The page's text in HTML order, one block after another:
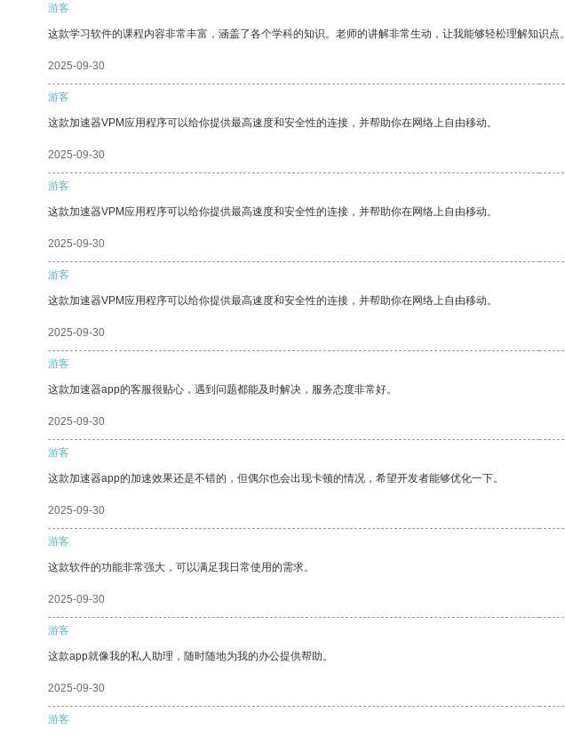
游客
这款学习软件的课程内容非常丰富，涵盖了各个学科的知识。老师的讲解非常生动，让我能够轻松理解知识点。
2025-09-30
游客
这款加速器VPM应用程序可以给你提供最高速度和安全性的连接，并帮助你在网络上自由移动。
2025-09-30
游客
这款加速器VPM应用程序可以给你提供最高速度和安全性的连接，并帮助你在网络上自由移动。
2025-09-30
游客
这款加速器VPM应用程序可以给你提供最高速度和安全性的连接，并帮助你在网络上自由移动。
2025-09-30
游客
这款加速器app的客服很贴心，遇到问题都能及时解决，服务态度非常好。
2025-09-30
游客
这款加速器app的加速效果还是不错的，但偶尔也会出现卡顿的情况，希望开发者能够优化一下。
2025-09-30
游客
这款软件的功能非常强大，可以满足我日常使用的需求。
2025-09-30
游客
这款app就像我的私人助理，随时随地为我的办公提供帮助。
2025-09-30
游客